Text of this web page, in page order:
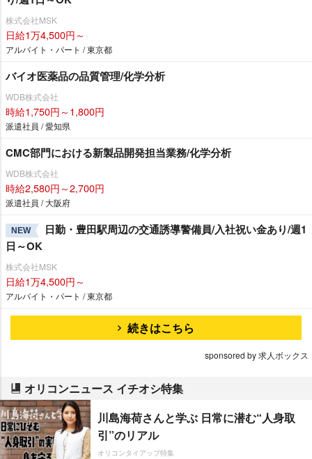
株式会社MSK
日給1万4,500円～
アルバイト・パート / 東京都
バイオ医薬品の品質管理/化学分析
WDB株式会社
時給1,750円～1,800円
派遣社員 / 愛知県
CMC部門における新製品開発担当業務/化学分析
WDB株式会社
時給2,580円～2,700円
派遣社員 / 大阪府
NEW
日勤・豊田駅周辺の交通誘導警備員/入社祝い金あり/週1
日～OK
株式会社MSK
日給1万4,500円～
アルバイト・パート / 東京都
続きはこちら
sponsored by 求人ボックス
オリコンニュース イチオシ特集
川島海荷さんと学ぶ 日常に潜む“人身取
引”のリアル
オリコンタイアップ特集